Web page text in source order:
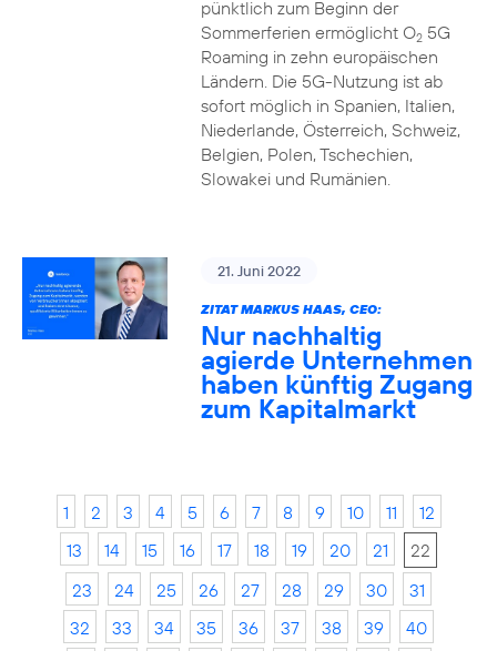
pünktlich zum Beginn der
Sommerferien ermöglicht O25G
Roaming in zehn europäischen
Ländern. Die 5G-Nutzung ist ab
sofort möglich in Spanien, Italien,
Niederlande, Österreich, Schweiz,
Belgien, Polen, Tschechien,
Slowakei und Rumänien.
21. Juni 2022
ZITAT MARKUS HAAS, CEO:
Nur nachhaltig
agierde Unternehmen
haben künftig Zugang
zum Kapitalmarkt
1 2 3 4 5 6 7 8 9 10 11
12
13
14 15 16 17 18 19 20 21
22
23
24 25 26 27 28 29 30
31
32
33 34 35 36 37 38 39
40